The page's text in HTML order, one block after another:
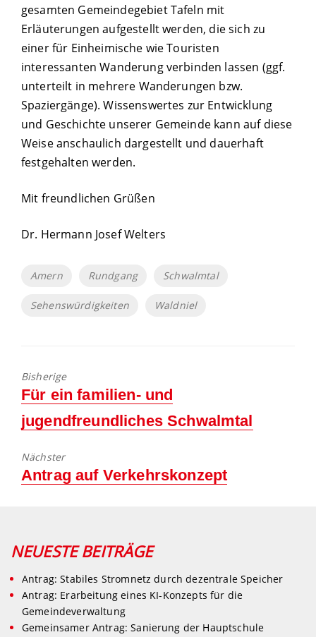
gesamten Gemeindegebiet Tafeln mit
Erläuterungen aufgestellt werden, die sich zu
einer für Einheimische wie Touristen
interessanten Wanderung verbinden lassen (ggf.
unterteilt in mehrere Wanderungen bzw.
Spaziergänge). Wissenswertes zur Entwicklung
und Geschichte unserer Gemeinde kann auf diese
Weise anschaulich dargestellt und dauerhaft
festgehalten werden.
Mit freundlichen Grüßen
Dr. Hermann Josef Welters
Tags
Amern Rundgang Schwalmtal
Sehenswürdigkeiten Waldniel
Bisherige
Bisherige
Für ein familien- und
jugendfreundliches Schwalmtal
Nächster
Nächster
Antrag auf Verkehrskonzept
NEUESTE BEITRÄGE
Antrag: Stabiles Stromnetz durch dezentrale Speicher
Antrag: Erarbeitung eines KI-Konzepts für die
Gemeindeverwaltung
Gemeinsamer Antrag: Sanierung der Hauptschule